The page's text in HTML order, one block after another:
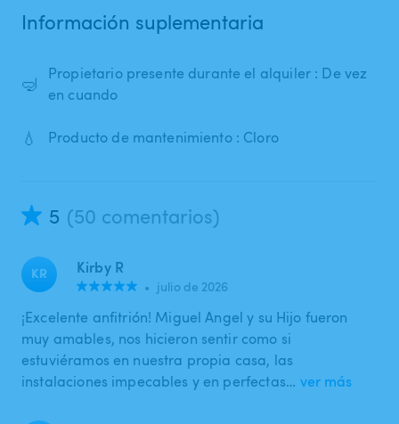
Información suplementaria
🤿
Propietario presente durante el alquiler : De vez
en cuando
💧 Producto de mantenimiento : Cloro
5 (50 comentarios)
KR Kirby R
• julio de 2026
¡Excelente anfitrión! Miguel Angel y su Hijo fueron
muy amables, nos hicieron sentir como si
estuviéramos en nuestra propia casa, las
instalaciones impecables y en perfectas… ver más